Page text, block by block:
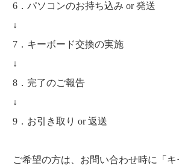
6．パソコンのお持ち込み or 発送
↓
7．キーボード交換の実施
↓
8．完了のご報告
↓
9．お引き取り or 返送
ご希望の方は、お問い合わせ時に「